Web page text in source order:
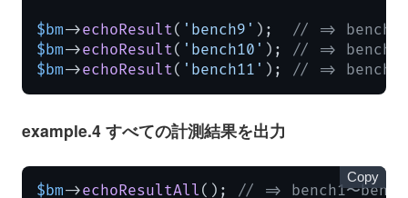
$bm->echoResult( 'bench9' ); // =>
$bm->echoResult( 'bench10' ); // =>
$bm->echoResult( 'bench11' ); // =>
example.4 すべての計測結果を出力
$bm->echoResultAll (); // => bench1〜
Copy